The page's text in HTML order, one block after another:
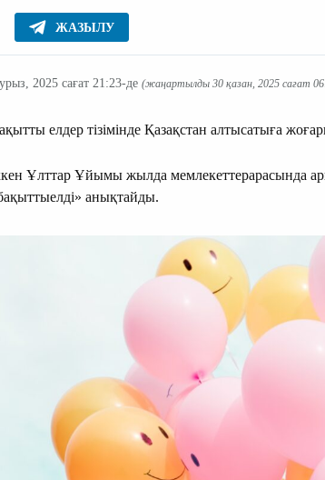
ЖАЗЫЛУ
Жаңалықтар
2025 сағат 21:23-де (жаңартылды 30 қазан, 2025 сағат
елдер тізімінде Қазақстан алтысатыға
Ұлттар Ұйымы жылда мемлекеттерарасында
анықтайды.